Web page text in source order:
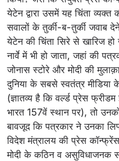
येटेन द्वारा उसमें यह चिंता व्यक्त
सवालों के तुर्की-ब-तुर्की जवाब
येटेन की चिंता सिरे से खारिज हो
नार्वे में भी हो जाता, जहां की
जोनास स्टोरे और मोदी की
दुनिया के सबसे स्वतंत्र मीडिया
(ज्ञातव्य है कि वर्ल्ड प्रेस
भारत 157वें स्थान पर), तो
बावजूद कि पत्रकार ने उनका
विदेश मंत्रालय की प्रेस
मोदी के कठिन व असुविधाजनक